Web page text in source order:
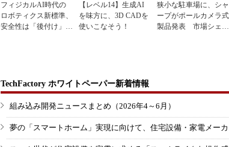
フィジカルAI時代の
ロボティクス新標準、
安全性は「後付け」で
【レベル14】生成AI
を味方に、3D CADを
使いこなそう！
狭小な駐車場に、シャ
ープがポールカメラ式
製品発表 市場シェア
TechFactory ホワイトペーパー新着情報
組み込み開発ニュースまとめ（2026年4～6月）
夢の「スマートホーム」実現に向けて、住宅設備・家電メー